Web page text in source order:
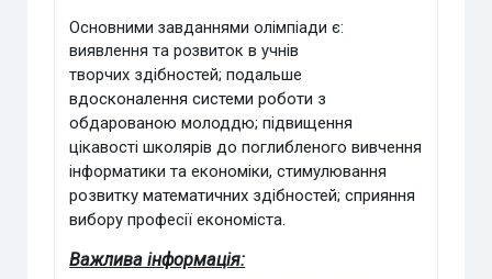
Основними завданнями олімпіади є:
виявлення та розвиток в учнів
творчих здібностей; подальше
вдосконалення системи роботи з
обдарованою молоддю;підвищення
цікавості школярів до поглибленого вивчення
інформатики таекономіки, стимулювання
розвитку математичних здібностей; сприяння
виборупрофесії економіста.
Важлива інформація: